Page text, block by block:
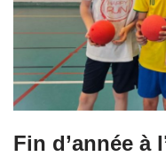
Fin d’année à